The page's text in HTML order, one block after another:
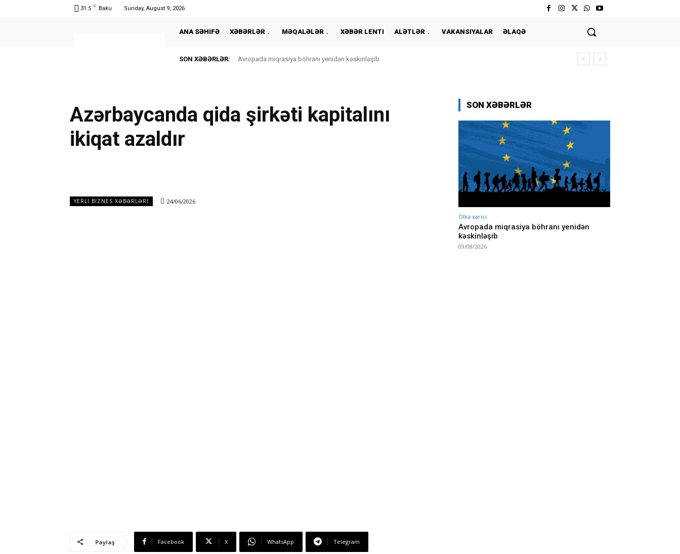
31.5 C Baku Sunday, August 9, 2026
ANA SƏHIFƏ XƏBƏRLƏR MƏQALƏLƏR XƏBƏR LENTI ALƏTLƏR VAKANSIYALAR ƏLAQƏ
SON XƏBƏRLƏR: Avropada miqrasiya böhranı yenidən kəskinləşib
Azərbaycanda qida şirkəti kapitalını
ikiqat azaldır
YERLI BIZNES XƏBƏRLƏRI 24/06/2026
Paylaş Facebook X WhatsApp Telegram
SON XƏBƏRLƏR
Ölkə xarici
Avropada miqrasiya böhranı yenidən
kəskinləşib
09/08/2026